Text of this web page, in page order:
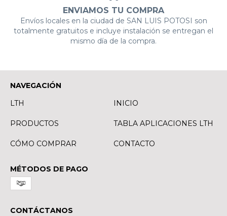
ENVIAMOS TU COMPRA
Envíos locales en la ciudad de SAN LUIS POTOSI son
totalmente gratuitos e incluye instalación se entregan el
mismo día de la compra.
NAVEGACIÓN
LTH
INICIO
PRODUCTOS TABLA APLICACIONES LTH
CÓMO COMPRAR CONTACTO
MÉTODOS DE PAGO
CONTÁCTANOS